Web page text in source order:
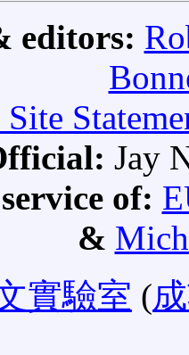
editors:
Jay
of:
&
實驗室 (